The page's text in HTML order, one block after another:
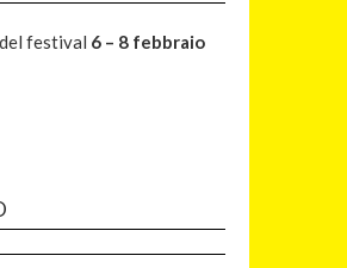
festival 6 – 8 febbraio